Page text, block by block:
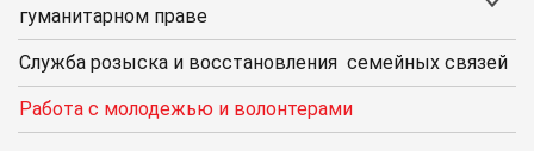
гуманитарном праве
Служба розыска и восстановления семейных связей
Работа с молодежью и волонтерами